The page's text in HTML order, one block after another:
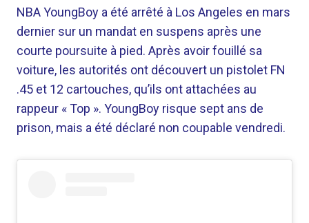
NBA YoungBoy a été arrêté à Los Angeles en mars
dernier sur un mandat en suspens après une
courte poursuite à pied. Après avoir fouillé sa
voiture, les autorités ont découvert un pistolet FN
.45 et 12 cartouches, qu’ils ont attachées au
rappeur « Top ». YoungBoy risque sept ans de
prison, mais a été déclaré non coupable vendredi.